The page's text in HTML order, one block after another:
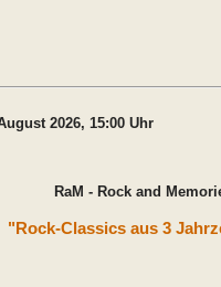
August 2026,
RaM - Rock and
"Rock-Classics aus 3